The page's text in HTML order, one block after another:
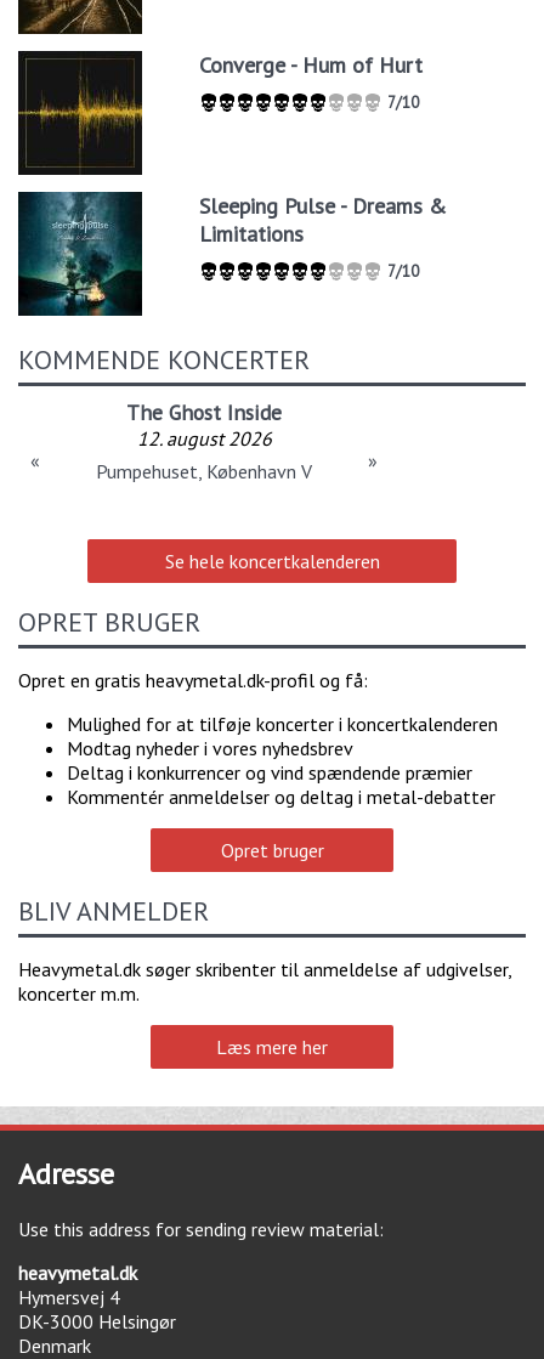
Converge - Hum of Hurt
7/10
Sleeping Pulse - Dreams &
Limitations
7/10
KOMMENDE KONCERTER
The Ghost Inside
12. august 2026
Pumpehuset, København V
« »
Se hele koncertkalenderen
OPRET BRUGER
Opret en gratis heavymetal.dk-profil og få:
Mulighed for at tilføje koncerter i koncertkalenderen
Modtag nyheder i vores nyhedsbrev
Deltag i konkurrencer og vind spændende præmier
Kommentér anmeldelser og deltag i metal-debatter
Opret bruger
BLIV ANMELDER
Heavymetal.dk søger skribenter til anmeldelse af udgivelser,
koncerter m.m.
Læs mere her
Adresse
Use this address for sending review material:
heavymetal.dk
Hymersvej 4
DK-3000 Helsingør
Denmark